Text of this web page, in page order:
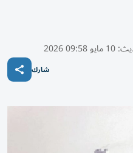
10 مايو 09:58 2026
شارك